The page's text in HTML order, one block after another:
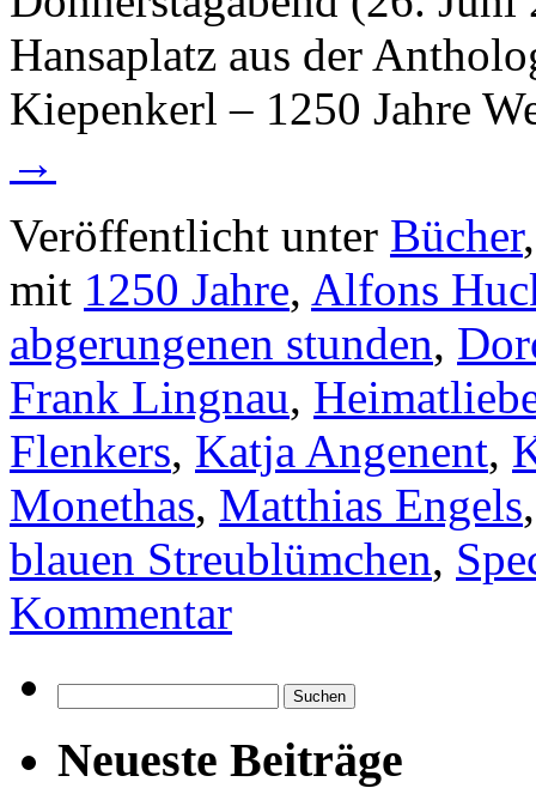
Hansaplatz aus der
Kiepenkerl – 1250 Jahre
→
Veröffentlicht unter Bücher
mit 1250 Jahre, Alfons
abgerungenen stunden,
Frank Lingnau,
Flenkers, Katja Angenent,
Monethas, Matthias Engels
blauen Streublümchen,
Kommentar
nach:
Neueste Beiträge